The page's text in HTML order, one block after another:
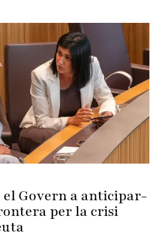
Govern a anticipar-
per la crisi